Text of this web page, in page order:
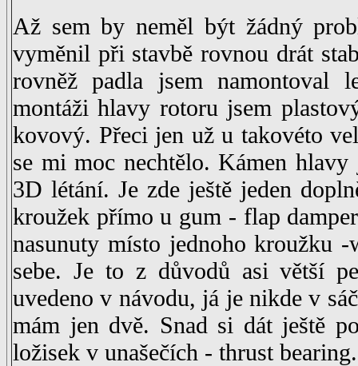
Až sem by neměl být žádný
vyměnil při stavbě rovnou drát
rovněž padla jsem namontoval
montáži hlavy rotoru jsem
kovový. Přeci jen už u takovéto
se mi moc nechtělo. Kámen
3D létání. Je zde ještě jeden
kroužek přímo u gum - flap
nasunuty místo jednoho kroužku
sebe. Je to z důvodů asi větší
uvedeno v návodu, já je nikde v
mám jen dvě. Snad si dát ještě
ložisek v unašečích - thrust bearing.